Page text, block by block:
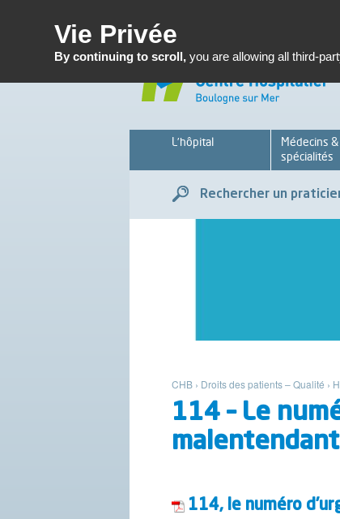
L’hôpital
Médecins &
spécialités
Rechercher un
CHB › Droits des patients – Qualité ›
114 – Le
114, le numéro
Vie Privée
By continuing to scroll, you are allowing all third-